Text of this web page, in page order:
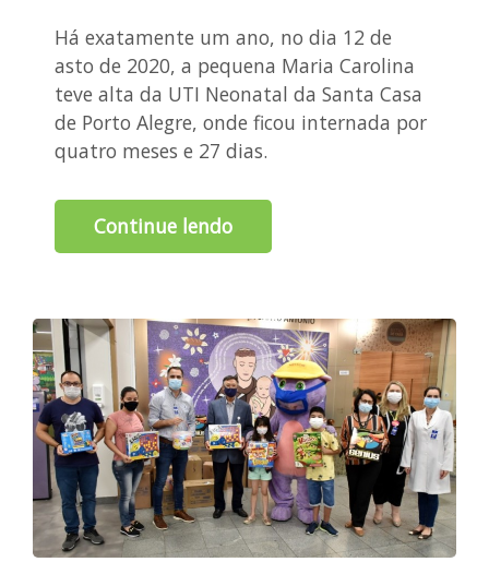
Há exatamente um ano, no dia 12 de
asto de 2020, a pequena Maria Carolina
teve alta da UTI Neonatal da Santa Casa
de Porto Alegre, onde ficou internada por
quatro meses e 27 dias.
Continue lendo